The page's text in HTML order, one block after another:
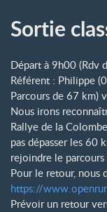
Sortie
Départ à 9h00 (Rdv
Référent : Philippe
Parcours de 67 km)
Nous irons
Rallye de la
pas dépasser les 60
rejoindre le
Pour le retour, nous
https://
Prévoir un retour